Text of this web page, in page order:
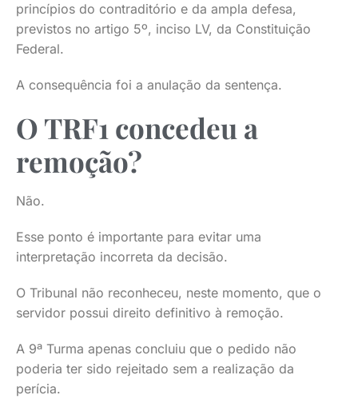
princípios do contraditório e da ampla defesa,
previstos no artigo 5º, inciso LV, da Constituição
Federal.
A consequência foi a anulação da sentença.
O TRF1 concedeu a
remoção?
Não.
Esse ponto é importante para evitar uma
interpretação incorreta da decisão.
O Tribunal não reconheceu, neste momento, que o
servidor possui direito definitivo à remoção.
A 9ª Turma apenas concluiu que o pedido não
poderia ter sido rejeitado sem a realização da
perícia.